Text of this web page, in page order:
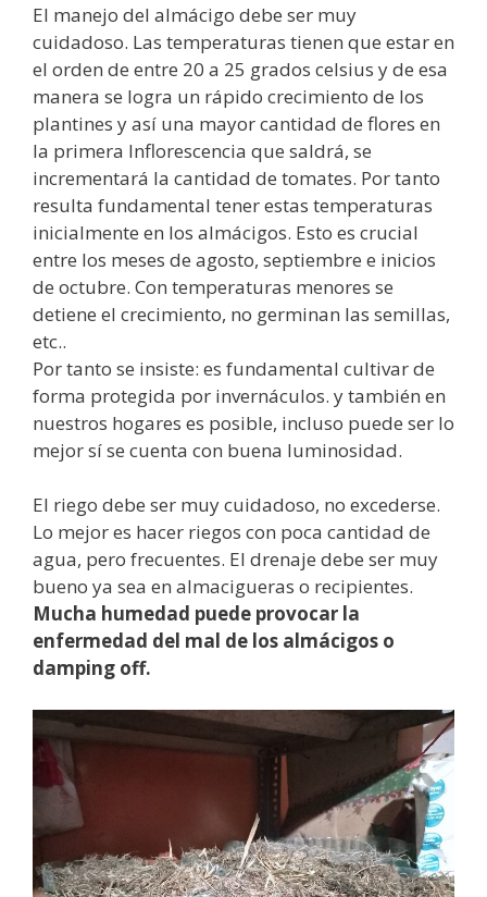
El manejo del almácigo debe ser muy
cuidadoso. Las temperaturas tienen que estar en
el orden de entre 20 a 25 grados celsius y de esa
manera se logra un rápido crecimiento de los
plantines y así una mayor cantidad de flores en
la primera Inflorescencia que saldrá, se
incrementará la cantidad de tomates. Por tanto
resulta fundamental tener estas temperaturas
inicialmente en los almácigos. Esto es crucial
entre los meses de agosto, septiembre e inicios
de octubre. Con temperaturas menores se
detiene el crecimiento, no germinan las semillas,
etc..
Por tanto se insiste: es fundamental cultivar de
forma protegida por invernáculos. y también en
nuestros hogares es posible, incluso puede ser lo
mejor sí se cuenta con buena luminosidad.
El riego debe ser muy cuidadoso, no excederse.
Lo mejor es hacer riegos con poca cantidad de
agua, pero frecuentes. El drenaje debe ser muy
bueno ya sea en almacigueras o recipientes.
Mucha humedad puede provocar la
enfermedad del mal de los almácigos o
damping off.